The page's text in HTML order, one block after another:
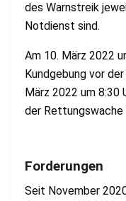
des Warnstreik
Notdienst sind.
Am 10. März 2022
Kundgebung vor
März 2022 um 8:30
der Rettungswache
Forderungen
Seit November